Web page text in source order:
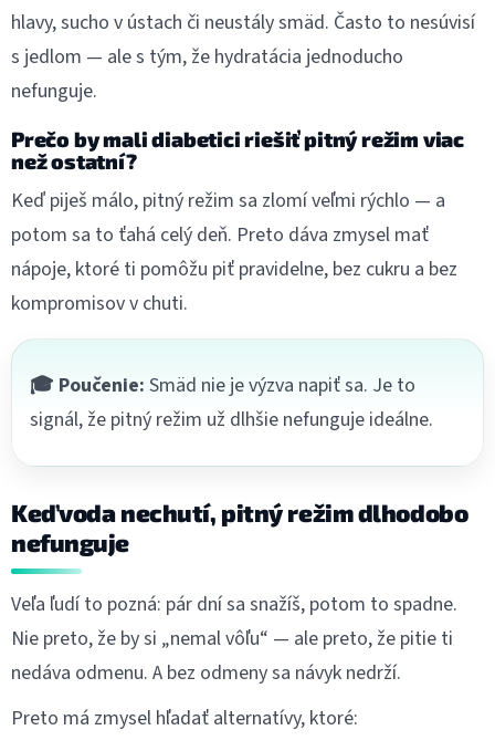
hlavy, sucho v ústach či neustály smäd. Často to nesúvisí
s jedlom — ale s tým, že hydratácia jednoducho
nefunguje.
Prečo by mali diabetici riešiť pitný režim viac
než ostatní?
Keď piješ málo, pitný režim sa zlomí veľmi rýchlo — a
potom sa to ťahá celý deň. Preto dáva zmysel mať
nápoje, ktoré ti pomôžu piť pravidelne, bez cukru a bez
kompromisov v chuti.
🎓 Poučenie: Smäd nie je výzva napiť sa. Je to
signál, že pitný režim už dlhšie nefunguje ideálne.
Keď voda nechutí, pitný režim dlhodobo
nefunguje
Veľa ľudí to pozná: pár dní sa snažíš, potom to spadne.
Nie preto, že by si „nemal vôľu“ — ale preto, že pitie ti
nedáva odmenu. A bez odmeny sa návyk nedrží.
Preto má zmysel hľadať alternatívy, ktoré: